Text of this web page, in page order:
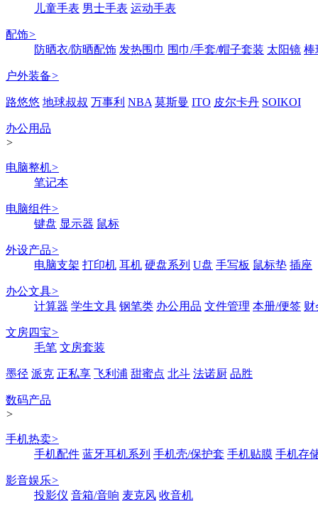
儿童手表 男士手表 运动手表
配饰>
防晒衣/防晒配饰 发热围巾 围巾/手套/帽子套装 太阳镜 棒
户外装备>
路悠悠 地球叔叔 万事利 NBA 莫斯曼 ITO 皮尔卡丹 SOIKOI
办公用品
>
电脑整机>
笔记本
电脑组件>
键盘 显示器 鼠标
外设产品>
电脑支架 打印机 耳机 硬盘系列 U盘 手写板 鼠标垫 插座
办公文具>
计算器 学生文具 钢笔类 办公用品 文件管理 本册/便签 财
文房四宝>
毛笔 文房套装
墨径 派克 正私享 飞利浦 甜蜜点 北斗 法诺厨 品胜
数码产品
>
手机热卖>
手机配件 蓝牙耳机系列 手机壳/保护套 手机贴膜 手机存
影音娱乐>
投影仪 音箱/音响 麦克风 收音机